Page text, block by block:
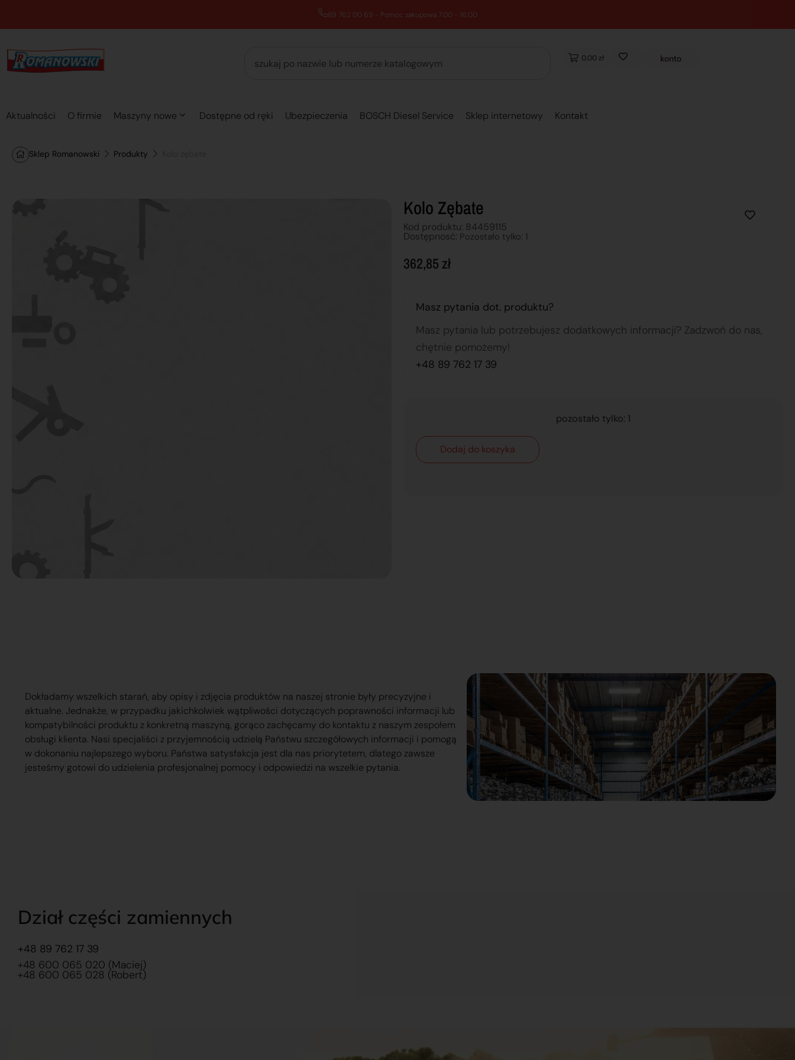
89 762 00 69 - Pomoc zakupowa 7:00 - 16:00
0,00 zł konto
Aktualności O firmie Maszyny nowe Dostępne od ręki Ubezpieczenia BOSCH Diesel Service Sklep internetowy Kontakt
Sklep Romanowski Produkty
Kolo Zębate
Kod produktu: 84459115
Dostępnosć: Pozostało tylko: 1
362,85 zł
Masz pytania dot. produktu?
Masz pytania lub potrzebujesz dodatkowych informacji? Zadzwoń do nas,
chętnie pomożemy!
+48 89 762 17 39
pozostało tylko: 1
Dodaj do koszyka
Dokładamy wszelkich starań, aby opisy i zdjęcia produktów na naszej stronie były precyzyjne i
aktualne. Jednakże, w przypadku jakichkolwiek wątpliwości dotyczących poprawności informacji lub
kompatybilności produktu z konkretną maszyną, gorąco zachęcamy do kontaktu z naszym zespołem
obsługi klienta. Nasi specjaliści z przyjemnością udzielą Państwu szczegółowych informacji i pomogą
w dokonaniu najlepszego wyboru. Państwa satysfakcja jest dla nas priorytetem, dlatego zawsze
jesteśmy gotowi do udzielenia profesjonalnej pomocy i odpowiedzi na wszelkie pytania.
Dział części zamiennych
+48 89 762 17 39
+48 600 065 020 (Maciej)
+48 600 065 028 (Robert)